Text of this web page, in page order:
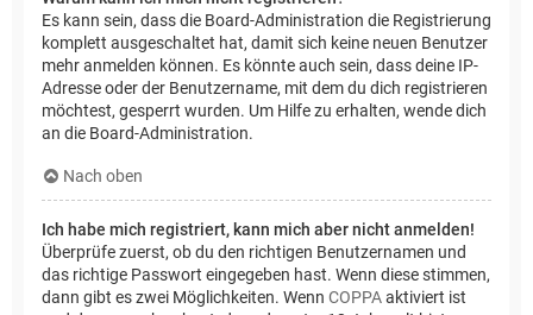
Es kann sein, dass die Board-Administration die Registrierung
komplett ausgeschaltet hat, damit sich keine neuen Benutzer
mehr anmelden können. Es könnte auch sein, dass deine IP-
Adresse oder der Benutzername, mit dem du dich registrieren
möchtest, gesperrt wurden. Um Hilfe zu erhalten, wende dich
an die Board-Administration.
Nach oben
Ich habe mich registriert, kann mich aber nicht anmelden!
Überprüfe zuerst, ob du den richtigen Benutzernamen und
das richtige Passwort eingegeben hast. Wenn diese stimmen,
dann gibt es zwei Möglichkeiten. Wenn COPPAaktiviert ist